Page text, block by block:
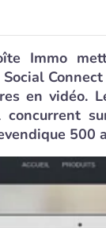
Immo
en vidéo.
500